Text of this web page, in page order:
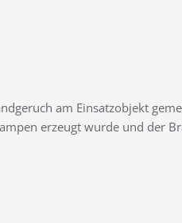
am Einsatzobjekt
erzeugt wurde und der